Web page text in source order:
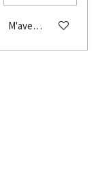
M'avertir si